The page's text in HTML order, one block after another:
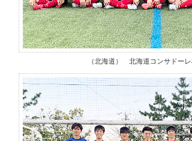
（北海道） 北海道コンサドー